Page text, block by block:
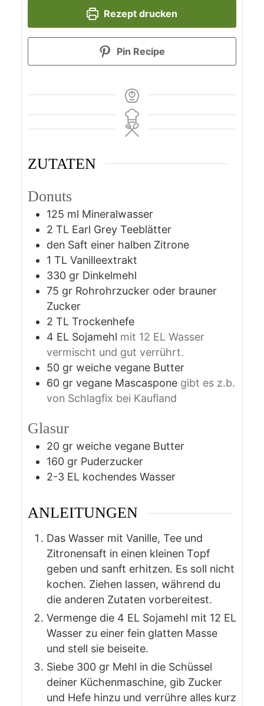
Rezept drucken
Pin Recipe
ZUTATEN
Donuts
125 ml Mineralwasser
2 TL Earl Grey Teeblätter
den Saft einer halben Zitrone
1 TL Vanilleextrakt
330 gr Dinkelmehl
75 gr Rohrohrzucker oder brauner
Zucker
2 TL Trockenhefe
4 EL Sojamehl mit 12 EL Wasser
vermischt und gut verrührt.
50 gr weiche vegane Butter
60 gr vegane Mascaspone gibt es z.b.
von Schlagfix bei Kaufland
Glasur
20 gr weiche vegane Butter
160 gr Puderzucker
2-3 EL kochendes Wasser
ANLEITUNGEN
Das Wasser mit Vanille, Tee und
Zitronensaft in einen kleinen Topf
geben und sanft erhitzen. Es soll nicht
kochen. Ziehen lassen, während du
die anderen Zutaten vorbereitest.
Vermenge die 4 EL Sojamehl mit 12 EL
Wasser zu einer fein glatten Masse
und stell sie beiseite.
Siebe 300 gr Mehl in die Schüssel
deiner Küchenmaschine, gib Zucker
und Hefe hinzu und verrühre alles kurz